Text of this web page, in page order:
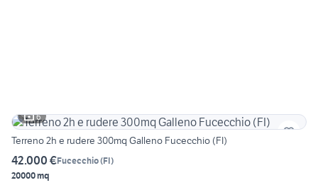
6
Terreno 2h e rudere 300mq Galleno Fucecchio (FI)
42.000 €Fucecchio(FI)
20000 mq